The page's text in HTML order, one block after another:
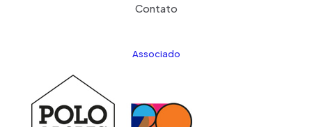
Contato
Associado